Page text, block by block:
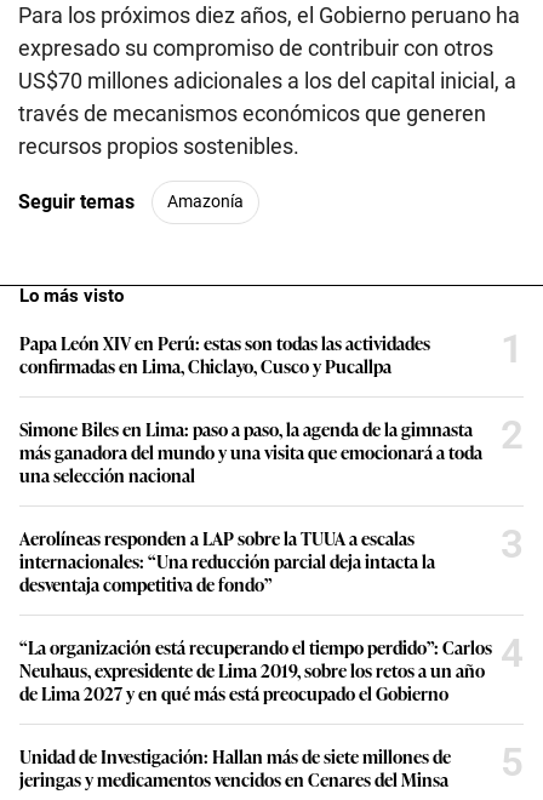
Para los próximos diez años, el Gobierno peruano ha
expresado su compromiso de contribuir con otros
US$70 millones adicionales a los del capital inicial, a
través de mecanismos económicos que generen
recursos propios sostenibles.
Seguir temas Amazonía
Lo más visto
Papa León XIV en Perú: estas son todas las actividades
confirmadas en Lima, Chiclayo, Cusco y Pucallpa
1
Simone Biles en Lima: paso a paso, la agenda de la gimnasta
más ganadora del mundo y una visita que emocionará a toda
una selección nacional
2
Aerolíneas responden a LAP sobre la TUUA a escalas
internacionales: “Una reducción parcial deja intacta la
desventaja competitiva de fondo”
3
“La organización está recuperando el tiempo perdido”: Carlos
Neuhaus, expresidente de Lima 2019, sobre los retos a un año
de Lima 2027 y en qué más está preocupado el Gobierno
4
Unidad de Investigación: Hallan más de siete millones de
jeringas y medicamentos vencidos en Cenares del Minsa
5